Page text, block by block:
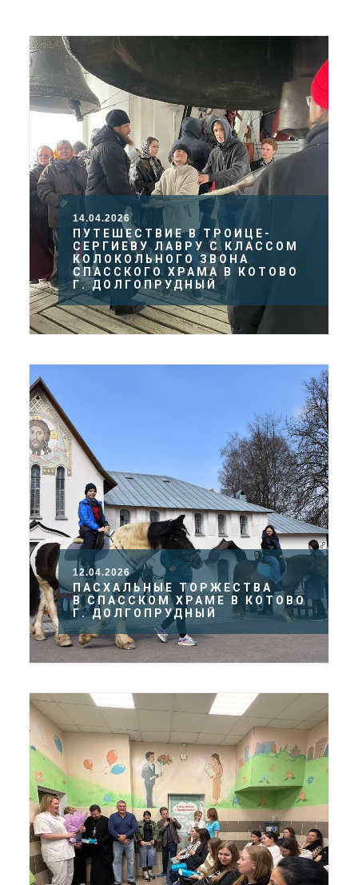
14.04.2026
ПУТЕШЕСТВИЕ В ТРОИЦЕ-
СЕРГИЕВУ ЛАВРУ С КЛАССОМ
КОЛОКОЛЬНОГО ЗВОНА
СПАССКОГО ХРАМА В КОТОВО
Г. ДОЛГОПРУДНЫЙ
12.04.2026
ПАСХАЛЬНЫЕ ТОРЖЕСТВА
В СПАССКОМ ХРАМЕ В КОТОВО
Г. ДОЛГОПРУДНЫЙ